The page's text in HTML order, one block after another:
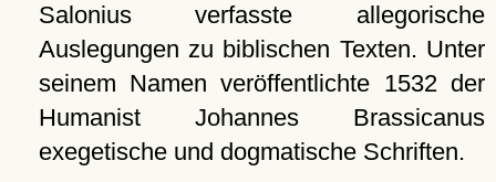
Salonius verfasste allegorische
Auslegungen zu biblischen Texten. Unter
seinem Namen veröffentlichte 1532 der
Humanist Johannes Brassicanus
exegetische und dogmatische Schriften.